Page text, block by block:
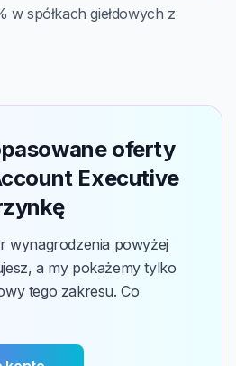
w spółkach giełdowych z
oferty
Executive
wynagrodzenia powyżej
a my pokażemy tylko
tego zakresu. Co